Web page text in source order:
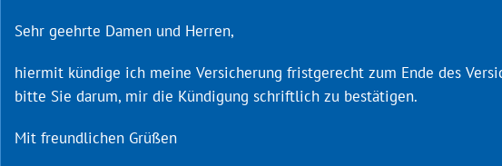
Sehr geehrte Damen und Herren,
hiermit kündige ich meine Versicherung fristgerecht zum Ende des
bitte Sie darum, mir die Kündigung schriftlich zu bestätigen.
Mit freundlichen Grüßen